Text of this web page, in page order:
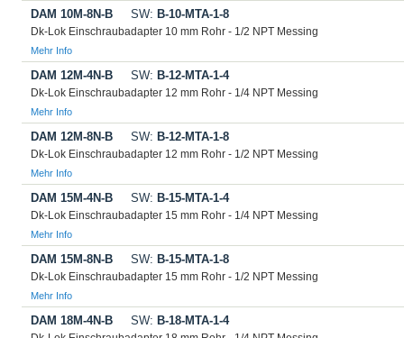
DAM 10M-8N-B SW: B-10-MTA-1-8
Dk-Lok Einschraubadapter 10 mm Rohr - 1/2 NPT Messing
Mehr Info
DAM 12M-4N-B SW: B-12-MTA-1-4
Dk-Lok Einschraubadapter 12 mm Rohr - 1/4 NPT Messing
Mehr Info
DAM 12M-8N-B SW: B-12-MTA-1-8
Dk-Lok Einschraubadapter 12 mm Rohr - 1/2 NPT Messing
Mehr Info
DAM 15M-4N-B SW: B-15-MTA-1-4
Dk-Lok Einschraubadapter 15 mm Rohr - 1/4 NPT Messing
Mehr Info
DAM 15M-8N-B SW: B-15-MTA-1-8
Dk-Lok Einschraubadapter 15 mm Rohr - 1/2 NPT Messing
Mehr Info
DAM 18M-4N-B SW: B-18-MTA-1-4